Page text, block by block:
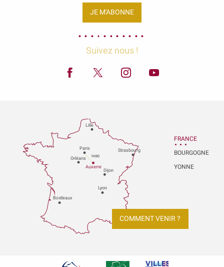
JE M'ABONNE
Suivez nous !
Paris
Dijon
Orléans
Bordeaux
Lyon
Auxerre
Strasbourg
Lille
1H30
FRANCE
BOURGOGNE
YONNE
COMMENT VENIR ?